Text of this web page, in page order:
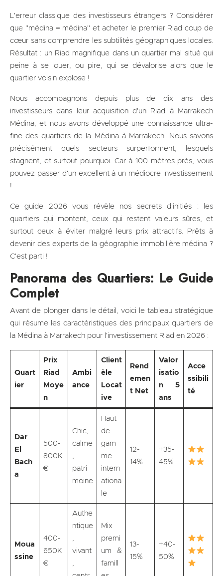
L'erreur classique des investisseurs étrangers ? Considérer
que "médina = médina" et acheter le premier Riad coup de
cœur sans comprendre les subtilités géographiques locales.
Résultat : un Riad magnifique dans un quartier mal situé qui
peine à se louer, ou pire, qui se dévalorise alors que le
quartier voisin explose !
Nous accompagnons depuis plus de dix ans des
investisseurs dans leur acquisition d'un Riad à Marrakech
Médina, et nous avons développé une connaissance ultra-
fine des quartiers de la Médina à Marrakech. Nous savons
précisément quels secteurs surperforment, lesquels
stagnent, et surtout pourquoi. Car à 100 mètres près, vous
pouvez passer d'un excellent à un médiocre investissement
!
Ce guide 2026 vous révèle nos secrets d'initiés : les
quartiers qui montent, ceux qui restent valeurs sûres, et
surtout ceux à éviter malgré leurs prix attractifs. Prêts à
devenir des experts de la géographie immobilière médina ?
C'est parti !
Panorama des Quartiers: Le Guide
Complet
Avant de plonger dans le détail, voici le tableau stratégique
qui résume les caractéristiques des principaux quartiers de
la Médina à Marrakech pour l'investissement Riad en 2026 :
Quart
ier
Prix
Riad
Moye
n
Ambi
ance
Client
èle
Locat
ive
Rend
emen
t Net
Valor
isatio
n 5
ans
Acce
ssibili
té
Dar
El
Bach
a
500-
800K
€
Chic,
calme
,
patri
moine
Haut
de
gam
me
intern
ationa
le
12-
14%
+35-
45%
Moua
ssine
400-
650K
€
Authe
ntique
,
vivant
,
Mix
premi
um &
famill
13-
15%
+40-
50%